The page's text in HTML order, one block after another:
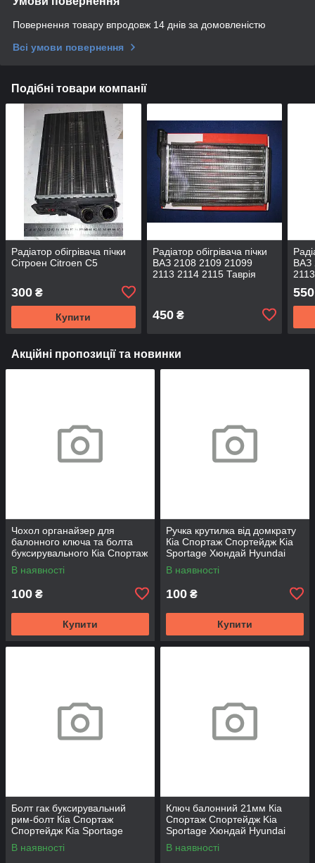
Повернення товару впродовж 14 днів за домовленістю
Всі умови повернення
Подібні товари компанії
Радіатор обігрівача пічки
Сітроен Citroen C5
300 ₴
Купити
Радіатор обігрівача пічки
ВАЗ 2108 2109 21099
2113 2114 2115 Таврія
450₴
ВАЗ
550
Акційні пропозиції та новинки
Чохол органайзер для
балонного ключа та болта
буксирувального Кіа Спортаж
Спортейдж Kia Sportage
Хюндай Hyundai
В наявності
100 ₴
Купити
Ручка крутилка від домкрату
Кіа Спортаж Спортейдж Kia
Sportage Хюндай Hyundai
В наявності
100 ₴
Купити
Болт гак буксирувальний
рим-болт Кіа Спортаж
Спортейдж Kia Sportage
Хюндай Hyundai
В наявності
Ключ балонний 21мм Кіа
Спортаж Спортейдж Kia
Sportage Хюндай Hyundai
В наявності